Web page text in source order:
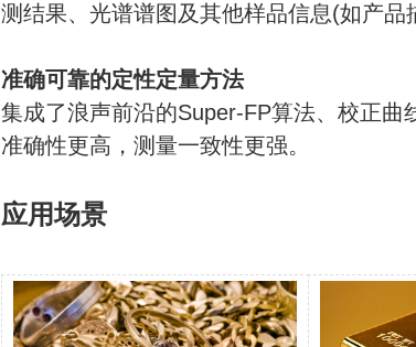
测结果、光谱谱图及其他样品信息(如产品
准确可靠的定性定量方法
集成了浪声前沿的Super-FP算法、校正
准确性更高，测量一致性更强。
应用场景